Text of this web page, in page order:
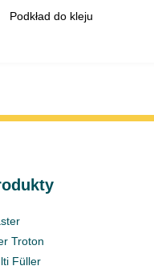
Podkład do kleju
Troton
Füller